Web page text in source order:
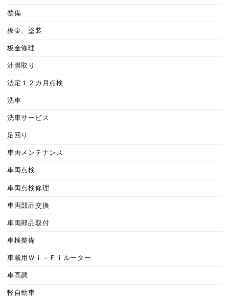
整備
板金、塗装
板金修理
油膜取り
法定１２カ月点検
洗車
洗車サービス
足回り
車両メンテナンス
車両点検
車両点検修理
車両部品交換
車両部品取付
車検整備
車載用Ｗｉ－Ｆｉルーター
車高調
軽自動車